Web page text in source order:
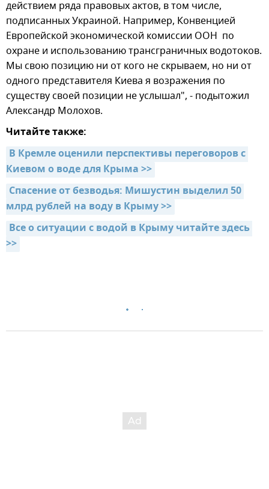
действием ряда правовых актов, в том числе,
подписанных Украиной. Например, Конвенцией
Европейской экономической комиссии ООН по
охране и использованию трансграничных водотоков.
Мы свою позицию ни от кого не скрываем, но ни от
одного представителя Киева я возражения по
существу своей позиции не услышал", - подытожил
Александр Молохов.
Читайте также:
В Кремле оценили перспективы переговоров с
Киевом о воде для Крыма >>
Спасение от безводья: Мишустин выделил 50
млрд рублей на воду в Крыму >>
Все о ситуации с водой в Крыму читайте здесь
>>